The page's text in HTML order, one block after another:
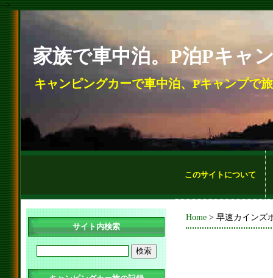
-->
家族で車中泊。P泊Pキャ
キャンピングカーで車中泊、Pキャンプで
このサイトについて
Home > 早速カインズ
サイト内検索